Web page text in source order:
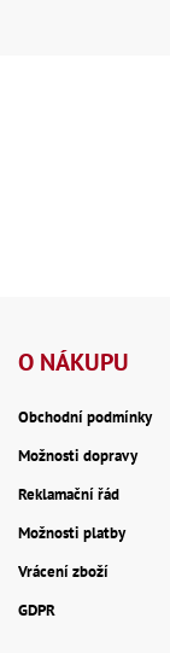
O NÁKUPU
Obchodní podmínky
Možnosti dopravy
Reklamační řád
Možnosti platby
Vrácení zboží
GDPR